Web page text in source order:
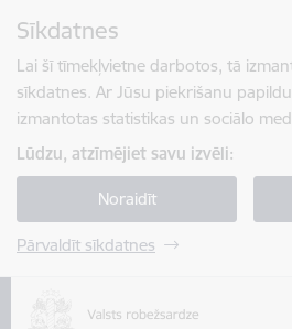
Sīkdatnes
Lai šī tīmekļvietne darbotos, tā
sīkdatnes. Ar Jūsu piekrišanu
izmantotas statistikas un sociālo
Lūdzu, atzīmējiet savu izvēli:
Noraidīt
Pārvaldīt sīkdatnes